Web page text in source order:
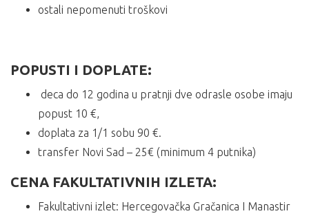
ostali nepomenuti troškovi
POPUSTI I DOPLATE:
deca do 12 godina u pratnji dve odrasle osobe imaju
popust 10 €,
doplata za 1/1 sobu 90 €.
transfer Novi Sad – 25€ (minimum 4 putnika)
CENA FAKULTATIVNIH IZLETA:
Fakultativni izlet: Hercegovačka Gračanica I Manastir